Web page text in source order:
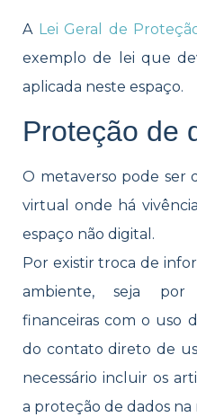
A Lei Geral de
exemplo de lei que
aplicada neste espaço.
Proteção de
O metaverso pode ser
virtual onde há
espaço não digital.
Por existir troca de
ambiente, seja
financeiras com o uso
do contato direto de
necessário incluir os
a proteção de dados na